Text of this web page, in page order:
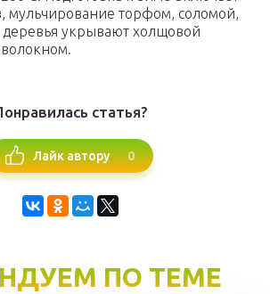
мульчирование торфом, соломой,
укрывают холщовой
статья?
Лайк автору 0
ПО ТЕМЕ